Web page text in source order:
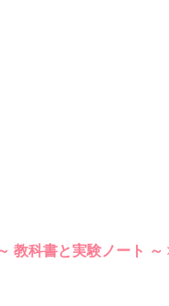
教科書と実験ノート ～